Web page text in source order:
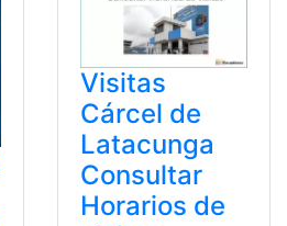
Visitas
Cárcel de
Latacunga
Consultar
Horarios de